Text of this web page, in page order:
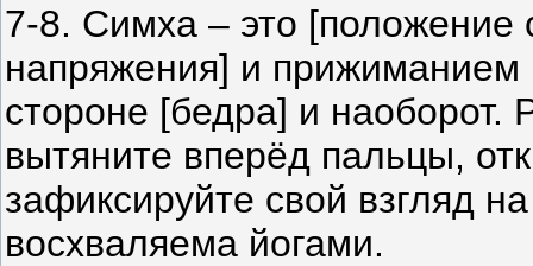
7-8. Симха – это [положение
напряжения] и прижиманием
стороне [бедра] и наоборот.
вытяните вперёд пальцы,
зафиксируйте свой взгляд
восхваляема йогами.